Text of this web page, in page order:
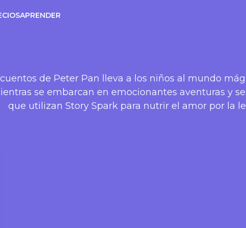
APRENDER
de Peter Pan lleva a los niños al mundo
se embarcan en emocionantes aventuras y
que utilizan Story Spark para nutrir el amor por la